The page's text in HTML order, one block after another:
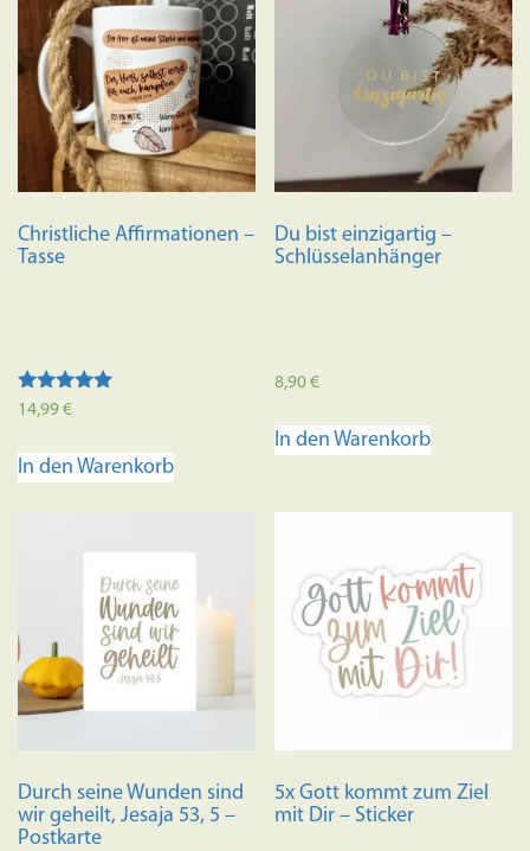
auf.
Die
können
auf
der
gewählt
Christliche Affirmationen –
Tasse
Bewertet mit
5.00
14,99€
In den Warenkorb
Du bist einzigartig –
Schlüsselanhänger
8,90€
In den Warenkorb
Durch seine Wunden sind
wir geheilt, Jesaja 53, 5 –
Postkarte
5x Gott kommt zum Ziel
mit Dir – Sticker